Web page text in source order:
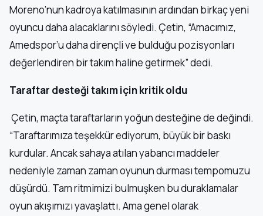
Moreno’nun kadroya katılmasının ardından birkaç yeni
oyuncu daha alacaklarını söyledi. Çetin, “Amacımız,
Amedspor’u daha dirençli ve bulduğu pozisyonları
değerlendiren bir takım haline getirmek” dedi.
Taraftar desteği takım için kritik oldu
Çetin, maçta taraftarların yoğun desteğine de değindi.
“Taraftarımıza teşekkür ediyorum, büyük bir baskı
kurdular. Ancak sahaya atılan yabancı maddeler
nedeniyle zaman zaman oyunun durması tempomuzu
düşürdü. Tam ritmimizi bulmuşken bu duraklamalar
oyun akışımızı yavaşlattı. Ama genel olarak